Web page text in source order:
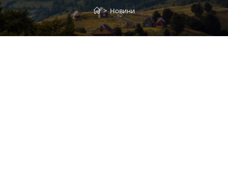
> Новини